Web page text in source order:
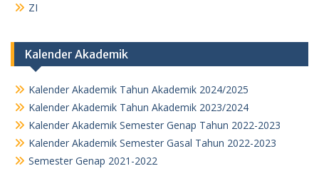
ZI
Kalender Akademik
Kalender Akademik Tahun Akademik 2024/2025
Kalender Akademik Tahun Akademik 2023/2024
Kalender Akademik Semester Genap Tahun 2022-2023
Kalender Akademik Semester Gasal Tahun 2022-2023
Semester Genap 2021-2022